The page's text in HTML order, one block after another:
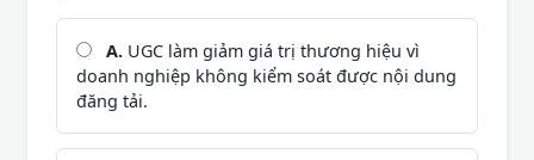
A. UGC làm giảm giá trị thương hiệu vì
doanh nghiệp không kiểm soát được nội dung
đăng tải.